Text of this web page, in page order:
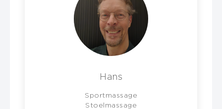
Hans
Sportmassage
Stoelmassage